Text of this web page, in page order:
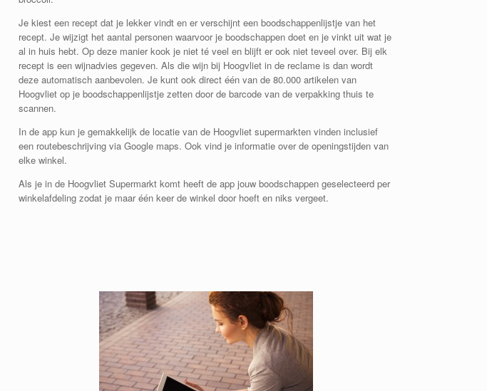
Je kiest een recept dat je lekker vindt en er verschijnt een boodschappenlijstje van het
recept. Je wijzigt het aantal personen waarvoor je boodschappen doet en je vinkt uit wat je
al in huis hebt. Op deze manier kook je niet té veel en blijft er ook niet teveel over. Bij elk
recept is een wijnadvies gegeven. Als die wijn bij Hoogvliet in de reclame is dan wordt
deze automatisch aanbevolen. Je kunt ook direct één van de 80.000 artikelen van
Hoogvliet op je boodschappenlijstje zetten door de barcode van de verpakking thuis te
scannen.
In de app kun je gemakkelijk de locatie van de Hoogvliet supermarkten vinden inclusief
een routebeschrijving via Google maps. Ook vind je informatie over de openingstijden van
elke winkel.
Als je in de Hoogvliet Supermarkt komt heeft de app jouw boodschappen geselecteerd per
winkelafdeling zodat je maar één keer de winkel door hoeft en niks vergeet.